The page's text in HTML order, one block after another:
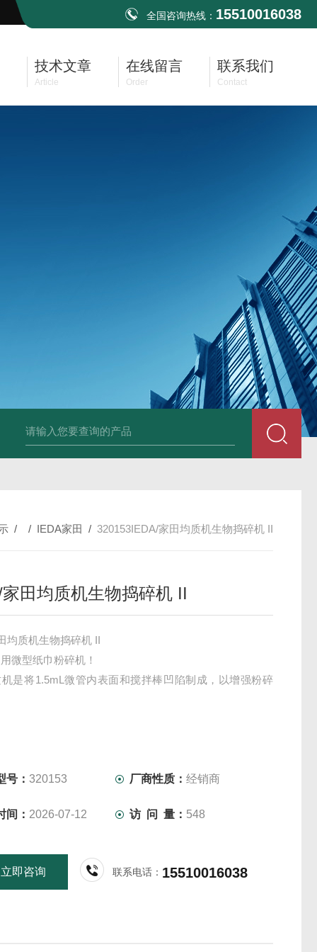
全国咨询热线： 15510016038
技术文章
Article
在线留言
Order
联系我们
Contact
PAV320-1.3 （with LAN）KIKUSUI菊水直流电源-故障快
/ / IEDA家田 / 320153IEDA/家田均质机生物捣碎机 II
田均质机生物捣碎机 II
均质机生物捣碎机 II
微型纸巾粉碎机！
是将1.5mL微管内表面和搅拌棒凹陷制成，以增强粉碎
号： 320153 厂商性质：经销商
间： 2026-07-12 访 问 量： 548
立即咨询 联系电话： 15510016038